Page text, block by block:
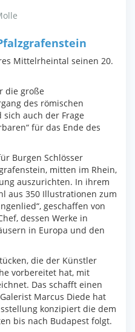
Mittelrheintal seinen 20.
die große
des römischen
sich auch der Frage
für das Ende des
Burgen Schlösser
mitten im Rhein,
auszurichten. In ihrem
aus 350 Illustrationen zum
geschaffen von
dessen Werke in
in Europa und den
die der Künstler
vorbereitet hat, mit
Das schafft einen
Marcus Diede hat
konzipiert die dem
bis nach Budapest folgt.